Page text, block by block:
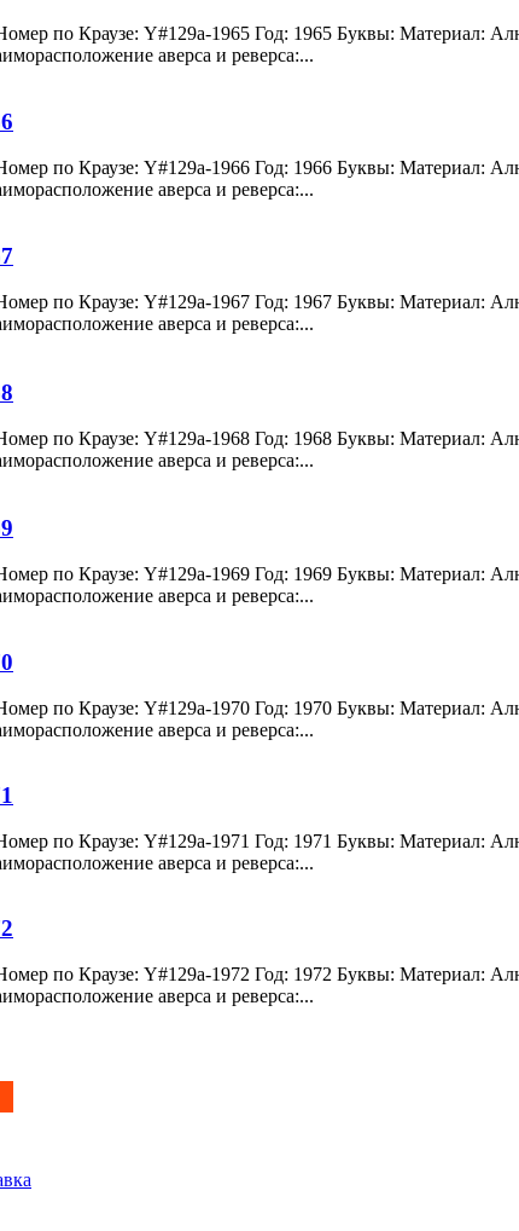
по Краузе: Y#129a-1965 Год: 1965 Буквы: Материал:
аверса и реверса:...
по Краузе: Y#129a-1966 Год: 1966 Буквы: Материал:
аверса и реверса:...
по Краузе: Y#129a-1967 Год: 1967 Буквы: Материал:
аверса и реверса:...
по Краузе: Y#129a-1968 Год: 1968 Буквы: Материал:
аверса и реверса:...
по Краузе: Y#129a-1969 Год: 1969 Буквы: Материал:
аверса и реверса:...
по Краузе: Y#129a-1970 Год: 1970 Буквы: Материал:
аверса и реверса:...
по Краузе: Y#129a-1971 Год: 1971 Буквы: Материал:
аверса и реверса:...
по Краузе: Y#129a-1972 Год: 1972 Буквы: Материал:
аверса и реверса:...